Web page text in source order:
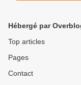
Hébergé par
Top articles
Pages
Contact